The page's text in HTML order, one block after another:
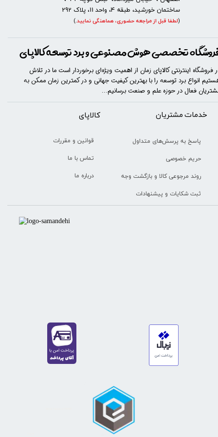
خدمات مشتریان
پاسخ به پرسش‌های متداول
حریم خصوصی
روند مرجوعی کالا و بازگشت وجه
ثبت شکایات و پیشنهادات
​​کالاپای
قوانین و مقررات
تماس با ما
درباره ما
تخصصی هوش مصنوعی و برد توسعه کالاپای
فروشگاه اینترنتی کالاپای زمان از اهمیت ویژه‌ای برخوردار است ما در تلاش
انواع برد توسعه را با​​​ بهترین کیفیت جهانی و در کمترین زمان ممکن به
فعال در حوزه علم و صنعت برسانیم...
ساختمان خورشید، طبقه 4، واحد 11، پلاک 292
(لطفا قبل از مراجعه حضوری، هماهنگی نمایید.
)